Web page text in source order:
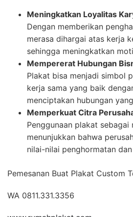
Meningkatkan Loyalitas
Dengan memberikan
merasa dihargai atas kerja
sehingga meningkatkan
Mempererat Hubungan
Plakat bisa menjadi simbol
kerja sama yang baik
menciptakan hubungan
Memperkuat Citra
Penggunaan plakat sebagai
menunjukkan bahwa
nilai-nilai penghormatan
Pemesanan Buat Plakat Custom
WA 0811.331.3356